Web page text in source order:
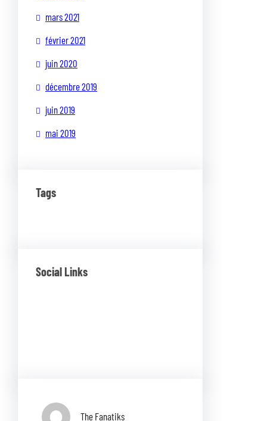
mars 2021
février 2021
juin 2020
décembre 2019
juin 2019
mai 2019
Tags
Social Links
The Fanatiks